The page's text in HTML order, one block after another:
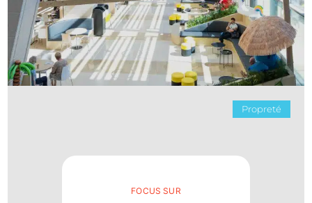
Propreté
FOCUS SUR